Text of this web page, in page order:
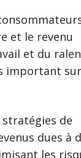
et le revenu
et du
important
de
dues à
les